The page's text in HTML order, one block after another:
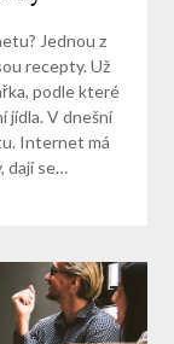
Jednou z
recepty. Už
podle které
jídla. V dnešní
Internet má
dají se…